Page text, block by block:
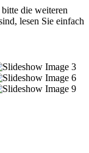
die weiteren
lesen Sie einfach